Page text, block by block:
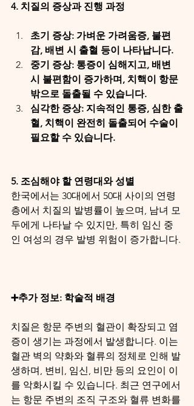
4. 치질의 증상과 진행 과정
초기 증상: 가벼운 가려움증, 불편
감, 배변 시 출혈 등이 나타납니다.
중기 증상: 통증이 심해지고, 배변
시 불편함이 증가하며, 치핵이 항문
밖으로 돌출될 수 있습니다.
심각한 증상: 지속적인 통증, 심한 출
혈, 치핵이 완전히 돌출되어 수술이
필요할 수 있습니다.
5. 조심해야 할 연령대와 성별
한국에서는 30대에서 50대 사이의 연령
층에서 치질의 발병률이 높으며, 남녀 모
두에게 나타날 수 있지만, 특히 임신 중
인 여성의 경우 발병 위험이 증가합니다.
➕추가 정보: 학술적 배경
치질은 항문 주변의 혈관이 확장되고 염
증이 생기는 과정에서 발생합니다. 이는
혈관 벽의 약화와 혈류의 정체로 인해 발
생하며, 변비, 임신, 비만 등의 요인이 이
를 악화시킬 수 있습니다. 최근 연구에서
는 항문 주변의 조직 구조와 혈류 변화를